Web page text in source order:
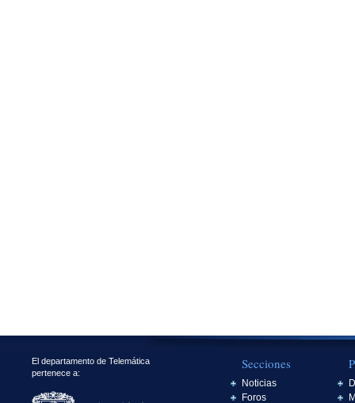
El departamento de Telemática
pertenece a:
Secciones
Noticias
Foros